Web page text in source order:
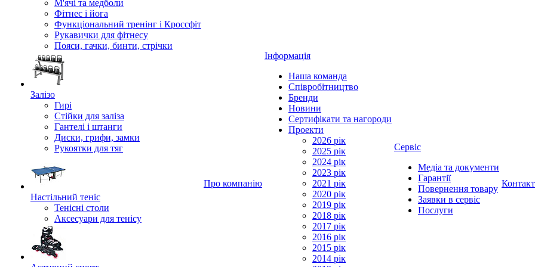
М'ячі та медболи
Фітнес і йога
Функціональний тренінг і Кроссфіт
Рукавички для фітнесу
Пояси, гачки, бинти, стрічки
Залізо
Гирі
Стійки для заліза
Гантелі і штанги
Диски, грифи, замки
Рукоятки для тяг
Настільний теніс
Тенісні столи
Аксесуари для тенісу
Про компанію
Інформація
Наша команда
Співробітництво
Бренди
Новини
Сертифікати та нагороди
Проекти
2026 рік
2025 рік
2024 рік
2023 рік
2021 рік
2020 рік
2019 рік
2018 рік
2017 рік
2016 рік
2015 рік
2014 рік
Сервіс
Медіа та документи
Гарантії
Повернення товару
Заявки в сервіс
Послуги